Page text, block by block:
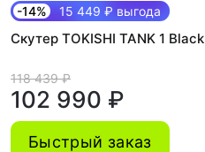
-14% 15 449 ₽ выгода
Скутер TOKISHI TANK 1 Black
118 439 ₽
102 990 ₽
Быстрый заказ